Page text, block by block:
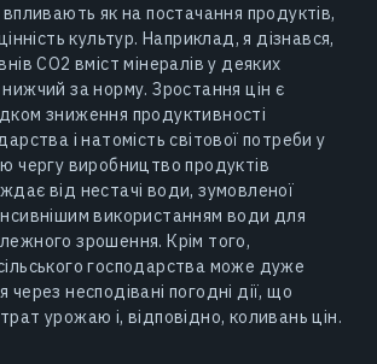
впливають як на постачання продуктів,
культур. Наприклад, я дізнався,
СО2 вміст мінералів у деяких
за норму. Зростання цін є
зниження продуктивності
і натомість світової потреби у
чергу виробництво продуктів
від нестачі води, зумовленої
використанням води для
зрошення. Крім того,
господарства може дуже
через несподівані погодні дії, що
урожаю і, відповідно, коливань цін.